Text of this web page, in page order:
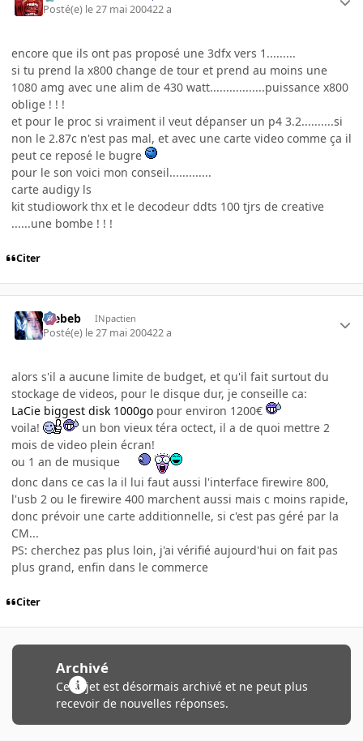
Posté(e) le 27 mai 200422 a
encore que ils ont pas proposé une 3dfx vers 1.........
si tu prend la x800 change de tour et prend au moins une
1080 amg avec une alim de 430 watt.................puissance x800
oblige ! ! !
et pour le proc si vraiment il veut dépanser un p4 3.2..........si
non le 2.87c n'est pas mal, et avec une carte video comme ça il
peut ce reposé le bugre
pour le son voici mon conseil.............
carte audigy ls
kit studiowork thx et le decodeur ddts 100 tjrs de creative
......une bombe ! ! !
Citer
Trebeb INpactien
Posté(e) le 27 mai 200422 a
alors s'il a aucune limite de budget, et qu'il fait surtout du
stockage de videos, pour le disque dur, je conseille ca:
LaCie biggest disk 1000go pour environ 1200€
voila!
un bon vieux téra octect, il a de quoi mettre 2
mois de video plein écran!
ou 1 an de musique
donc dans ce cas la il lui faut aussi l'interface firewire 800,
l'usb 2 ou le firewire 400 marchent aussi mais c moins rapide,
donc prévoir une carte additionnelle, si c'est pas géré par la
CM...
PS: cherchez pas plus loin, j'ai vérifié aujourd'hui on fait pas
plus grand, enfin dans le commerce
Citer
Archivé
Ce sujet est désormais archivé et ne peut plus
recevoir de nouvelles réponses.